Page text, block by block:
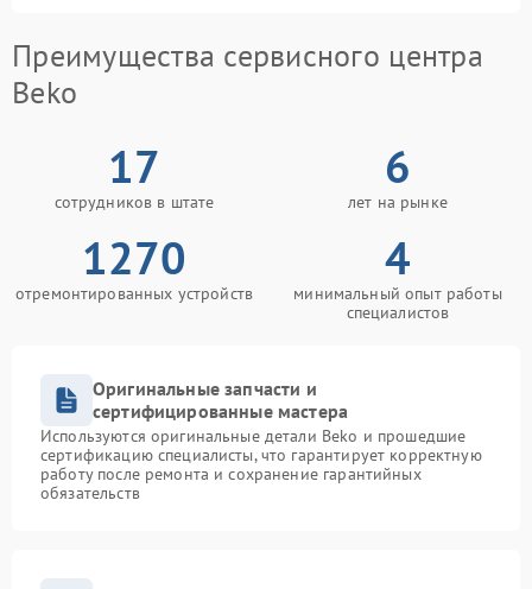
Преимущества сервисного центра
Beko
17
сотрудников в штате
6
лет на рынке
1270
отремонтированных устройств
4
минимальный опыт работы
специалистов
Оригинальные запчасти и
сертифицированные мастера
Используются оригинальные детали Beko и прошедшие
сертификацию специалисты, что гарантирует корректную
работу после ремонта и сохранение гарантийных
обязательств